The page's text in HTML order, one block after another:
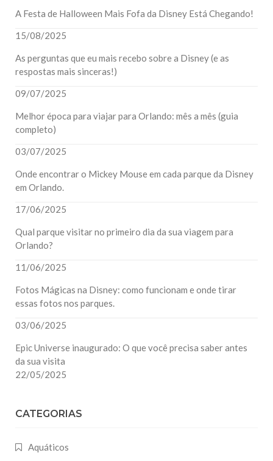
A Festa de Halloween Mais Fofa da Disney Está Chegando!
15/08/2025
As perguntas que eu mais recebo sobre a Disney (e as
respostas mais sinceras!)
09/07/2025
Melhor época para viajar para Orlando: mês a mês (guia
completo)
03/07/2025
Onde encontrar o Mickey Mouse em cada parque da Disney
em Orlando.
17/06/2025
Qual parque visitar no primeiro dia da sua viagem para
Orlando?
11/06/2025
Fotos Mágicas na Disney: como funcionam e onde tirar
essas fotos nos parques.
03/06/2025
Epic Universe inaugurado: O que você precisa saber antes
da sua visita
22/05/2025
CATEGORIAS
Aquáticos